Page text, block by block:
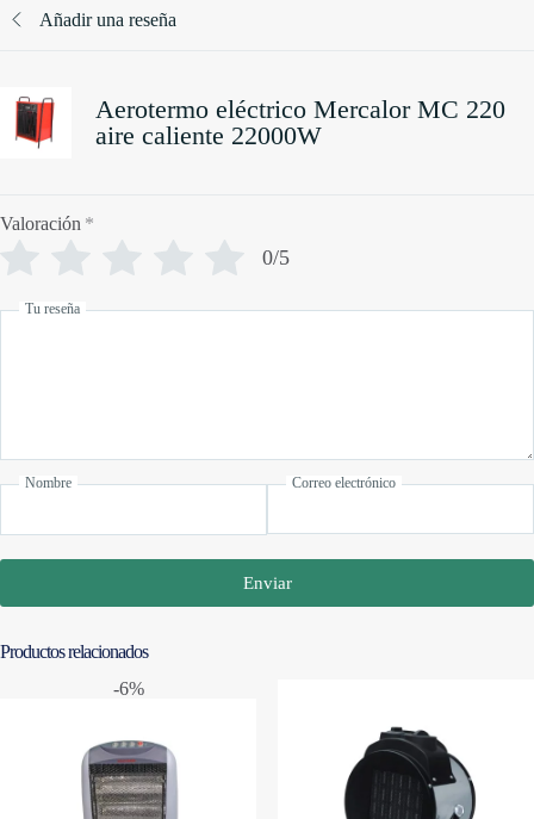
Añadir una reseña
Aerotermo eléctrico Mercalor MC 220
aire caliente 22000W
Valoración *
0/5
Tu reseña
Nombre Correo electrónico
Enviar
Productos relacionados
-6%